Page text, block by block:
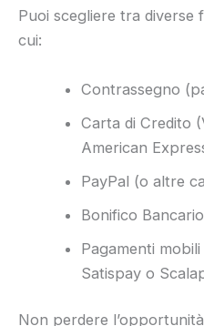
Puoi scegliere tra diverse
cui:
Contrassegno
Carta di Credito
American
PayPal (o altre
Bonifico Bancario
Pagamenti
Satispay o
Non perdere